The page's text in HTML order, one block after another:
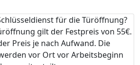
für die Türöffnung?
gilt der Festpreis von 55€.
Preis je nach Aufwand. Die
vor Ort vor Arbeitsbeginn